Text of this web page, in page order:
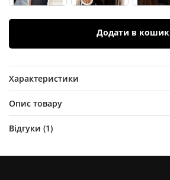
Додати в кошик
Характеристики
Опис товару
Відгуки (1)